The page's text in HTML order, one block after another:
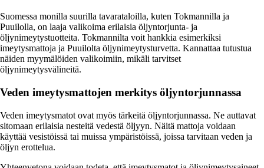
Suomessa monilla suurilla tavarataloilla, kuten Tokmannilla ja
Puuilolla, on laaja valikoima erilaisia öljyntorjunta- ja
öljynimeytystuotteita. Tokmannilta voit hankkia esimerkiksi
imeytysmattoja ja Puuilolta öljynimeytysturvetta. Kannattaa tutustua
näiden myymälöiden valikoimiin, mikäli tarvitset
öljynimeytysvälineitä.
Veden imeytysmattojen merkitys öljyntorjunnassa
Veden imeytysmatot ovat myös tärkeitä öljyntorjunnassa. Ne auttavat
sitomaan erilaisia nesteitä vedestä öljyyn. Näitä mattoja voidaan
käyttää vesistöissä tai muissa ympäristöissä, joissa tarvitaan veden ja
öljyn erottelua.